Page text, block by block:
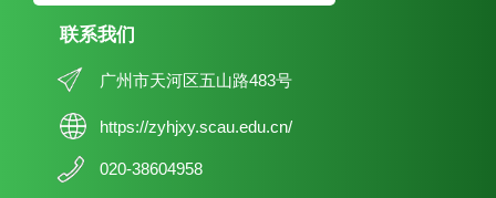
联系我们
广州市天河区五山路483号
https://zyhjxy.scau.edu.cn/
020-38604958